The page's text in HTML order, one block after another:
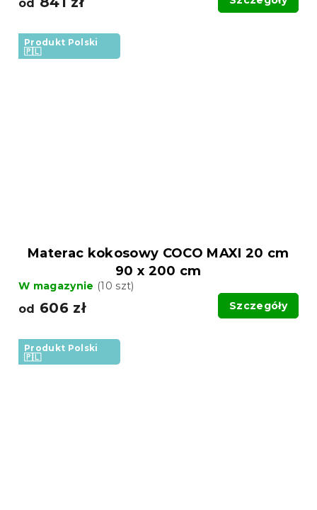
od
Produkt Polski
🇵🇱
Materac kokosowy COCO MAXI 20 cm
90 x 200 cm
W magazynie (10 szt)
od 606 zł Szczegóły
Produkt Polski
🇵🇱